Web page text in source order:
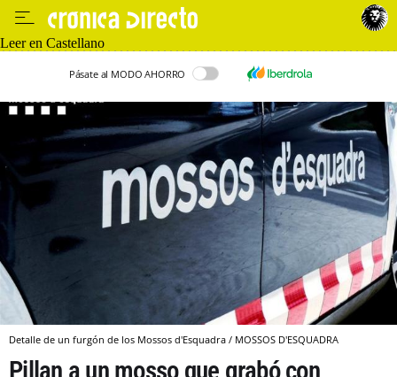
Leer en Castellano
Pásate al MODO AHORRO
Detalle de un furgón de los Mossos d'Esquadra / MOSSOS D'ESQUADRA
Pillan a un mosso que grabó con